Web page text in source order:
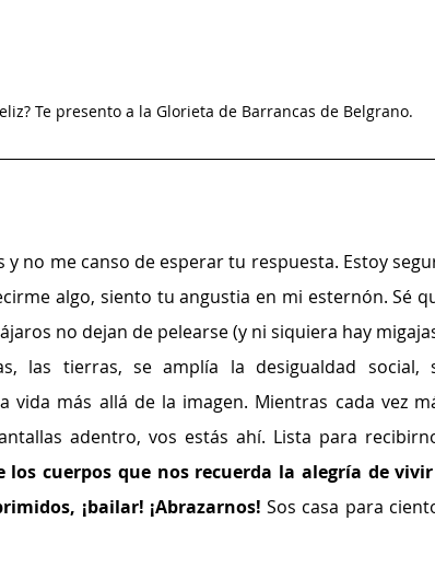
Te presento a la Glorieta de Barrancas de Belgrano.
no me canso de esperar tu respuesta. Estoy
algo, siento tu angustia en mi esternón. Sé
no dejan de pelearse (y ni siquiera hay
las tierras, se amplía la desigualdad social,
vida más allá de la imagen. Mientras cada vez
adentro, vos estás ahí. Lista para
los cuerpos que nos recuerda la alegría de
¡bailar! ¡Abrazarnos! Sos casa para